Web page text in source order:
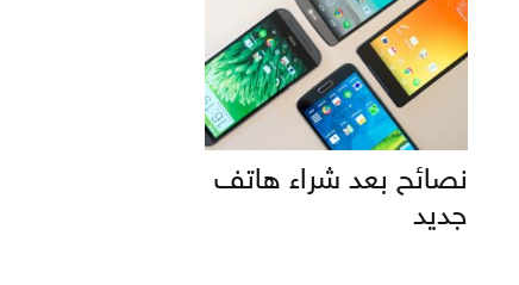
نصائح بعد شراء هاتف
جديد